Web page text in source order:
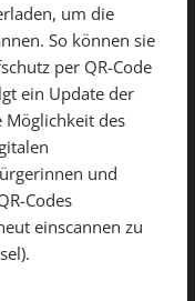
um die
So können sie
per QR-Code
ein Update der
Möglichkeit des
und
Codes
einscannen zu